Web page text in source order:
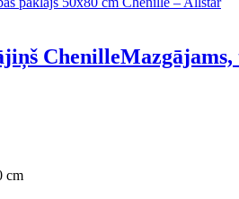
ChenilleMazgājams,
cm